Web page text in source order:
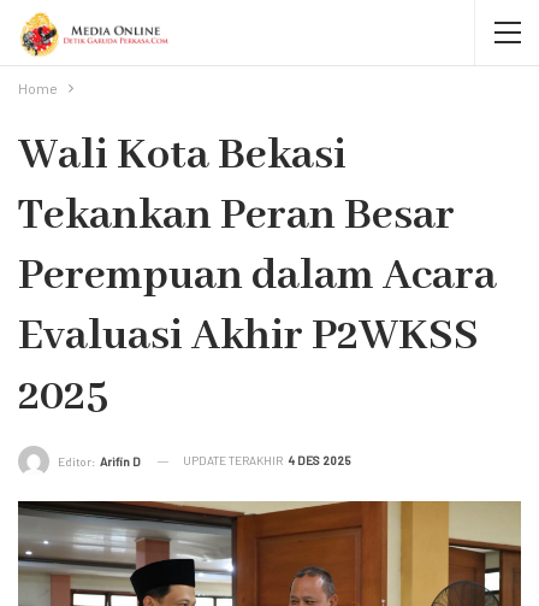
Home
Wali Kota Bekasi
Tekankan Peran Besar
Perempuan dalam Acara
Evaluasi Akhir P2WKSS
2025
Editor: Arifin D UPDATE TERAKHIR 4 DES 2025